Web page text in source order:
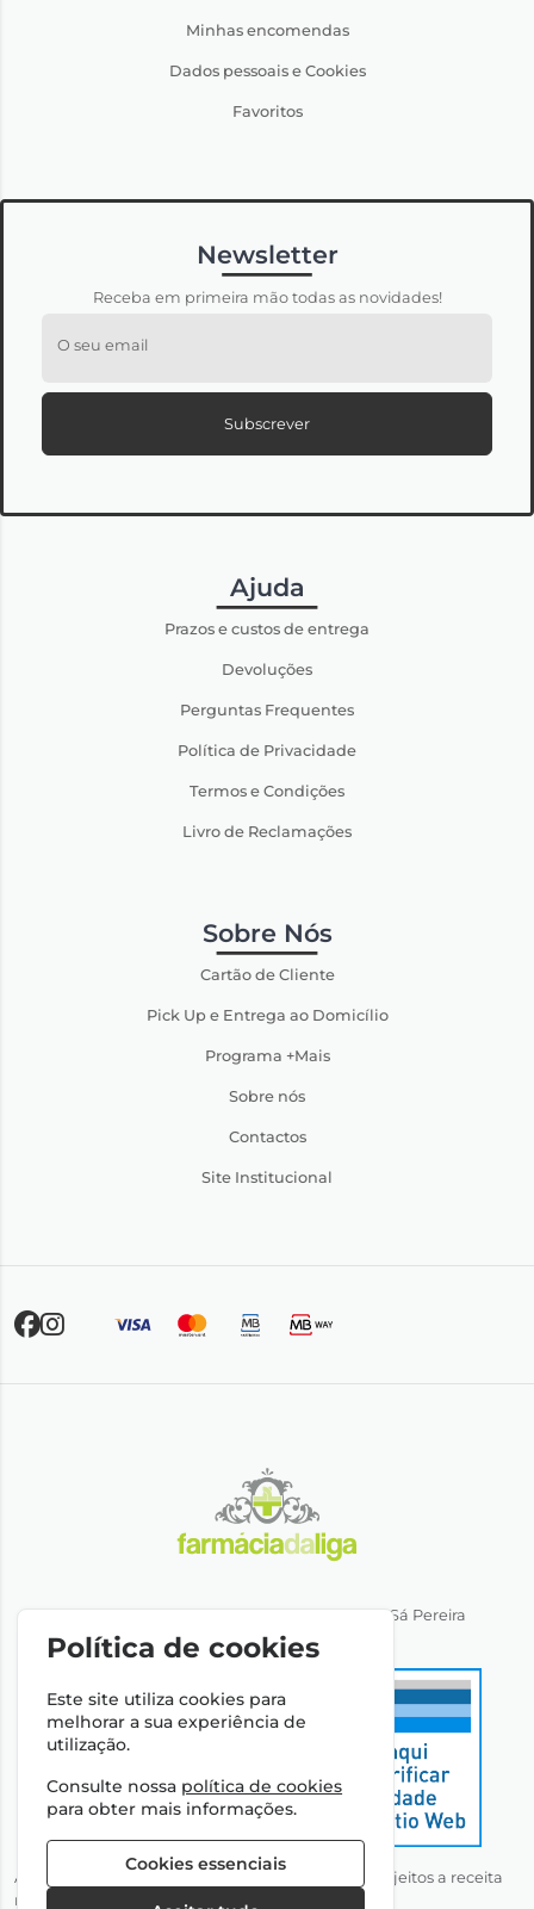
Minhas encomendas
Dados pessoais e Cookies
Favoritos
Newsletter
Receba em primeira mão todas as novidades!
O seu email
Subscrever
Ajuda
Prazos e custos de entrega
Devoluções
Perguntas Frequentes
Política de Privacidade
Termos e Condições
Livro de Reclamações
Sobre Nós
Cartão de Cliente
Pick Up e Entrega ao Domicílio
Programa +Mais
Sobre nós
Contactos
Site Institucional
Direção Técnica: Dra. Ana Rita Miranda de Sá Pereira
NIPC: 501064974
Autorizado a disponibilizar medicamentos não sujeitos a receita
médica através da Internet pelo Infarmed, I.P.
Política de cookies
Este site utiliza cookies para
melhorar a sua experiência de
utilização.
Consulte nossa política de cookies
para obter mais informações.
Cookies essenciais